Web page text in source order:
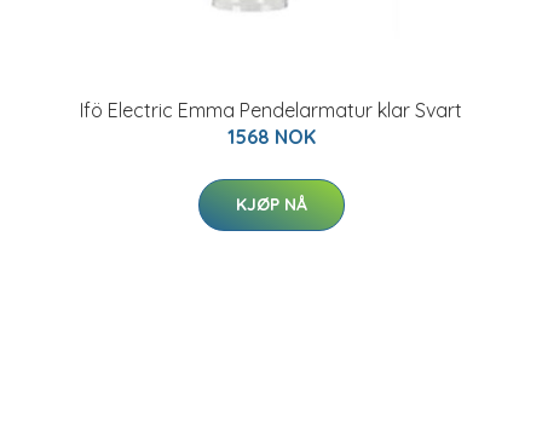
Ifö Electric Emma Pendelarmatur klar Svart
1568 NOK
KJØP NÅ